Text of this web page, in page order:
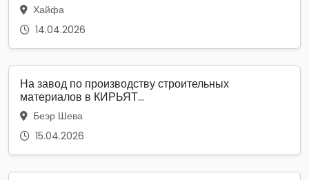
Хайфа
14.04.2026
На завод по производству строительных
материалов в КИРЬЯТ...
Беэр Шева
15.04.2026